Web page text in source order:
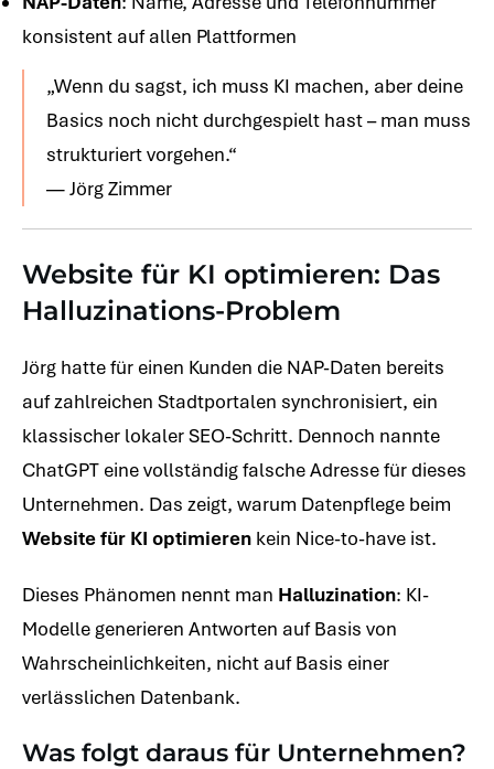
konsistent auf allen Plattformen
„Wenn du sagst, ich muss KI machen, aber deine
Basics noch nicht durchgespielt hast – man muss
strukturiert vorgehen.“
— Jörg Zimmer
Website für KI optimieren: Das
Halluzinations-Problem
Jörg hatte für einen Kunden die NAP-Daten bereits
auf zahlreichen Stadtportalen synchronisiert, ein
klassischer lokaler SEO-Schritt. Dennoch nannte
ChatGPT eine vollständig falsche Adresse für dieses
Unternehmen. Das zeigt, warum Datenpflege beim
Website für KI optimieren kein Nice-to-have ist.
Dieses Phänomen nennt man Halluzination: KI-
Modelle generieren Antworten auf Basis von
Wahrscheinlichkeiten, nicht auf Basis einer
verlässlichen Datenbank.
Was folgt daraus für Unternehmen?